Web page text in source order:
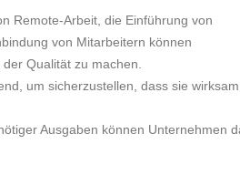
Remote-Arbeit, die Einführung von
von Mitarbeitern können
Qualität zu machen.
um sicherzustellen, dass sie wirksam
Ausgaben können Unternehmen